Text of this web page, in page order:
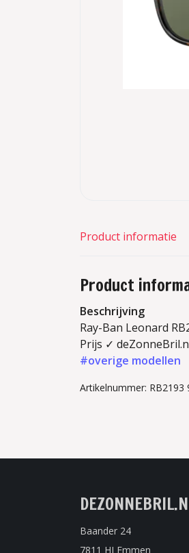
Product informatie
Product
Beschrijving
Ray-Ban Leonard
Prijs ✓
#overige modellen
Artikelnummer: RB2193
Baander 24
7811 HJ Emmen